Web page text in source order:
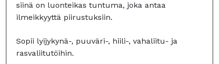
siinä on luonteikas tuntuma, joka antaa
ilmeikkyyttä piirustuksiin.
Sopii lyijykynä-, puuväri-, hiili-, vahaliitu- ja
rasvaliitutöihin.